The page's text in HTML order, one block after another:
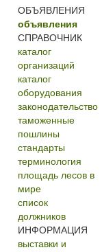
ОБЪЯВЛЕНИЯ
объявления
СПРАВОЧНИК
каталог
организаций
каталог
оборудования
законодательство
таможенные
пошлины
стандарты
терминология
площадь лесов в
мире
список
должников
ИНФОРМАЦИЯ
выставки и